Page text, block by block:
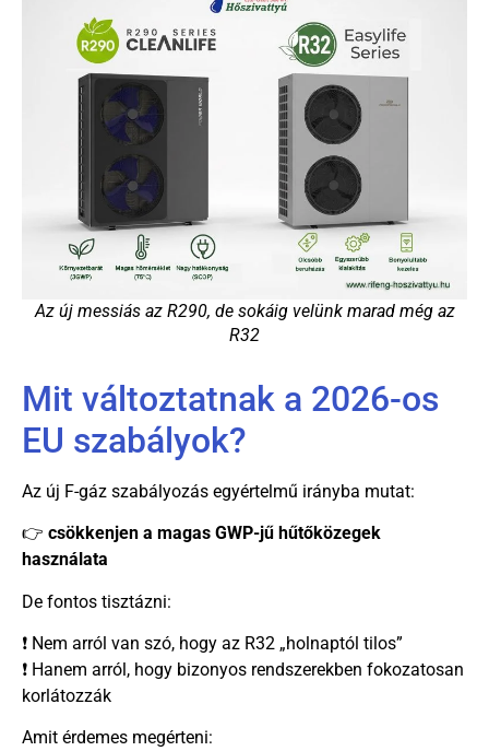
Az új messiás az R290, de sokáig velünk marad még az
R32
Mit változtatnak a 2026-os
EU szabályok?
Az új F-gáz szabályozás egyértelmű irányba mutat:
👉 csökkenjen a magas GWP-jű hűtőközegek
használata
De fontos tisztázni:
❗ Nem arról van szó, hogy az R32 „holnaptól tilos”
❗ Hanem arról, hogy bizonyos rendszerekben fokozatosan
korlátozzák
Amit érdemes megérteni: